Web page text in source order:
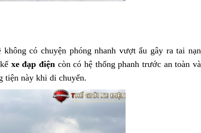
có chuyện phóng nhanh vượt ẩu gây ra tai nạn
xe đạp điện còn có hệ thống phanh trước an toàn và
tiện này khi di chuyển.